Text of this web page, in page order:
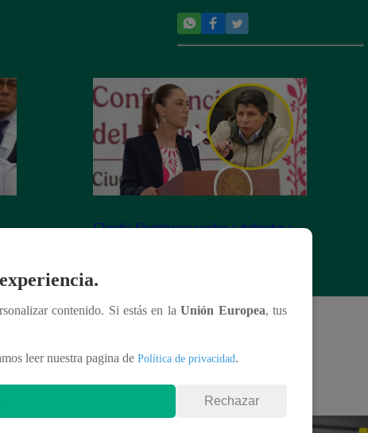
Claudia Sheinbaum vuelve a defender a
contenido. Si estás en laUnión Europea, tus
leer nuestra pagina de Política de privacidad.
Rechazar